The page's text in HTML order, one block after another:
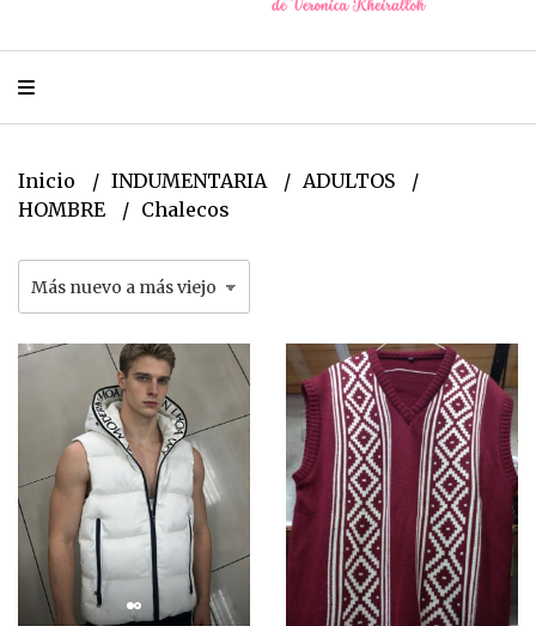
Inicio INDUMENTARIA
ADULTOS
HOMBRE
Chalecos